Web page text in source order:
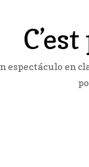
espectáculo en